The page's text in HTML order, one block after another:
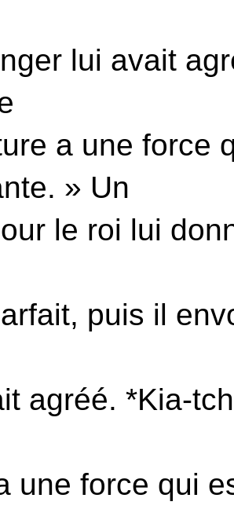
lui avait
a une force
» Un
le roi lui
puis il
agréé. *Kia-
une force qui